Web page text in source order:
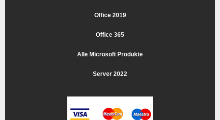
Office 2019
Office 365
Alle Microsoft Produkte
Server 2022